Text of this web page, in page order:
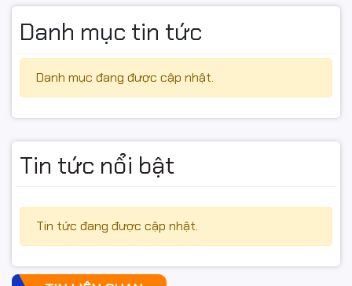
Danh mục tin tức
Danh mục đang được cập nhật.
Tin tức nổi bật
Tin tức đang được cập nhật.